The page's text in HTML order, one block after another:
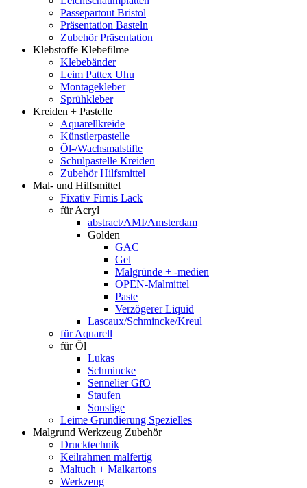
Passepartout Bristol
Präsentation Basteln
Zubehör Präsentation
Klebstoffe Klebefilme
Klebebänder
Leim Pattex Uhu
Montagekleber
Sprühkleber
Kreiden + Pastelle
Aquarellkreide
Künstlerpastelle
Öl-/Wachsmalstifte
Schulpastelle Kreiden
Zubehör Hilfsmittel
Mal- und Hilfsmittel
Fixativ Firnis Lack
für Acryl
abstract/AMI/Amsterdam
Golden
GAC
Gel
Malgründe + -medien
OPEN-Malmittel
Paste
Verzögerer Liquid
Lascaux/Schmincke/Kreul
für Aquarell
für Öl
Lukas
Schmincke
Sennelier GfO
Staufen
Sonstige
Leime Grundierung Spezielles
Malgrund Werkzeug Zubehör
Drucktechnik
Keilrahmen malfertig
Maltuch + Malkartons
Werkzeug